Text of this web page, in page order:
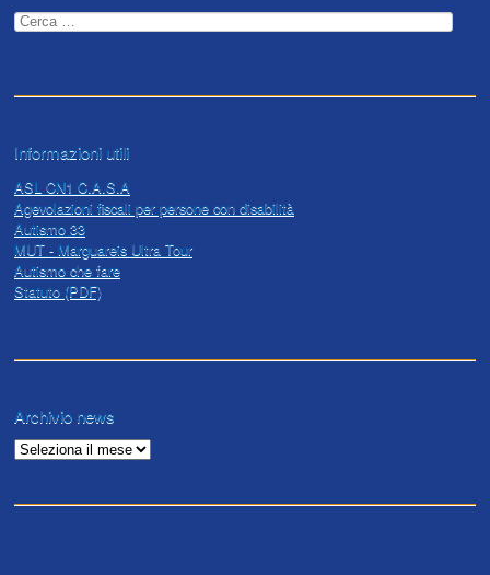
Ricerca
per:
Informazioni utili
ASL CN1 C.A.S.A
Agevolazioni fiscali per persone con disabilità
Autismo 33
MUT - Marguareis Ultra Tour
Autismo che fare
Statuto (PDF)
Archivio news
Archivio
news